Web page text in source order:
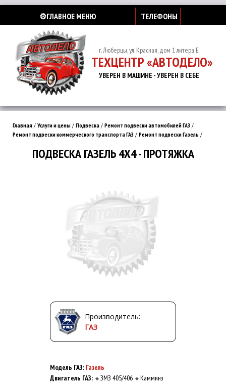
⚙️ГЛАВНОЕ МЕНЮ ТЕЛЕФОНЫ
г. Люберцы, ул. Красная, дом 1 литера Е
ТЕХЦЕНТР «АВТОДЕЛО»
УВЕРЕН В МАШИНЕ - УВЕРЕН В СЕБЕ
Главная / Услуги и цены / Подвеска / Ремонт подвески автомобилей ГАЗ /
Ремонт подвески коммерческого транспорта ГАЗ / Ремонт подвески Газель /
ПОДВЕСКА ГАЗЕЛЬ 4Х4 - ПРОТЯЖКА
Производитель:
ГАЗ
Модель ГАЗ: Газель
Двигатель ГАЗ: 🔹 ЗМЗ 405/406 🔹 Камминз